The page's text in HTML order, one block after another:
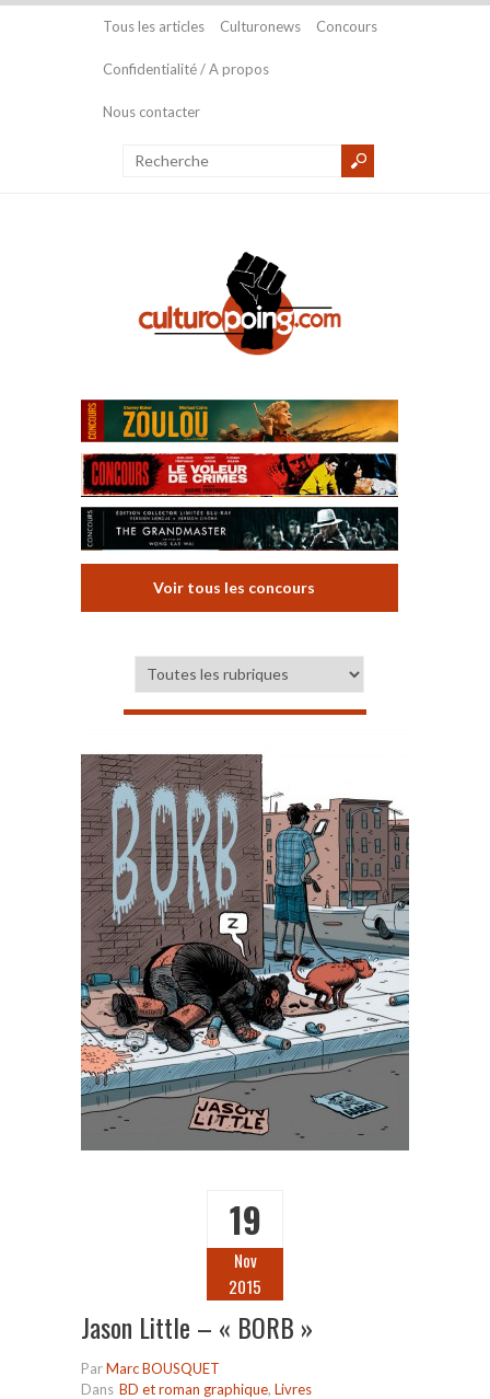
Tous les articles Culturonews Concours
Confidentialité / A propos
Nous contacter
Voir tous les concours
19
Nov
2015
Jason Little – « BORB »
ParMarc BOUSQUET
Dans BD et roman graphique, Livres